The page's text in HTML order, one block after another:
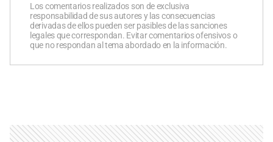
Los comentarios realizados son de exclusiva
responsabilidad de sus autores y las consecuencias
derivadas de ellos pueden ser pasibles de las sanciones
legales que correspondan. Evitar comentarios ofensivos o
que no respondan al tema abordado en la información.